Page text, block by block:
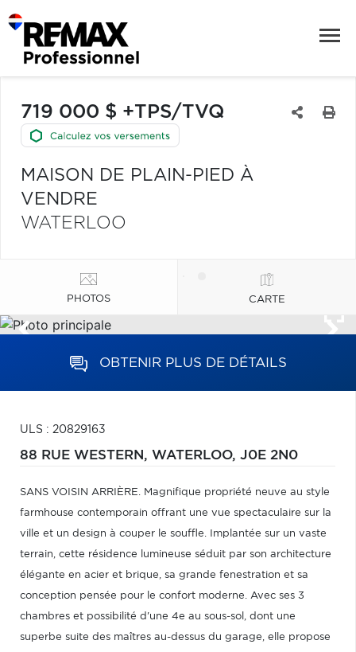
719 000 $ +TPS/TVQ
MAISON DE PLAIN-PIED À
VENDRE
WATERLOO
PHOTOS CARTE
OBTENIR PLUS DE DÉTAILS
ULS : 20829163
88 RUE WESTERN, WATERLOO, J0E 2N0
SANS VOISIN ARRIÈRE. Magnifique propriété neuve au style
farmhouse contemporain offrant une vue spectaculaire sur la
ville et un design à couper le souffle. Implantée sur un vaste
terrain, cette résidence lumineuse séduit par son architecture
élégante en acier et brique, sa grande fenestration et sa
conception pensée pour le confort moderne. Avec ses 3
chambres et possibilité d'une 4e au sous-sol, dont une
superbe suite des maîtres au-dessus du garage, elle propose